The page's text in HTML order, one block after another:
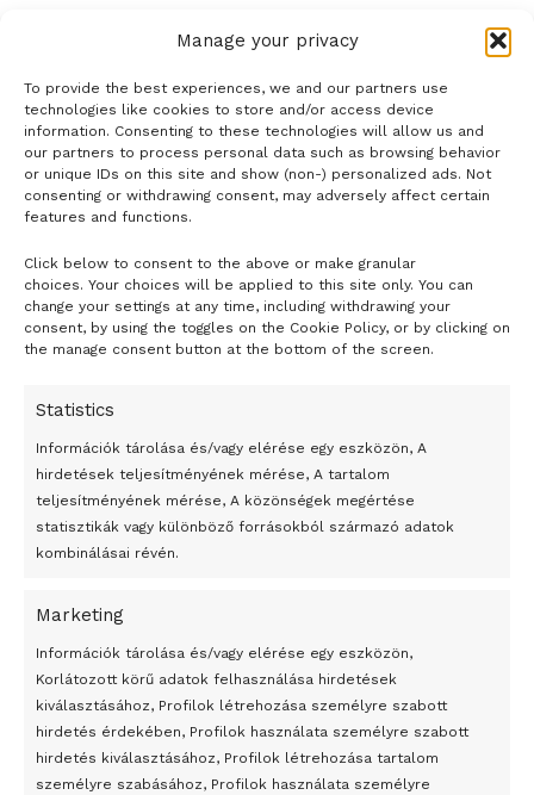
Manage your privacy
To provide the best experiences, we and our partners use
technologies like cookies to store and/or access device
information. Consenting to these technologies will allow us and
our partners to process personal data such as browsing behavior
or unique IDs on this site and show (non-) personalized ads. Not
consenting or withdrawing consent, may adversely affect certain
features and functions.
Click below to consent to the above or make granular
choices. Your choices will be applied to this site only. You can
change your settings at any time, including withdrawing your
consent, by using the toggles on the Cookie Policy, or by clicking on
the manage consent button at the bottom of the screen.
Statistics
Információk tárolása és/vagy elérése egy eszközön, A
hirdetések teljesítményének mérése, A tartalom
teljesítményének mérése, A közönségek megértése
statisztikák vagy különböző forrásokból származó adatok
kombinálásai révén.
Marketing
Információk tárolása és/vagy elérése egy eszközön,
Korlátozott körű adatok felhasználása hirdetések
kiválasztásához, Profilok létrehozása személyre szabott
hirdetés érdekében, Profilok használata személyre szabott
hirdetés kiválasztásához, Profilok létrehozása tartalom
személyre szabásához, Profilok használata személyre
- H I R D E T É S -
Átmenetileg szünetelnek az összecsapások Bahmutnál
Egy vagyonért adták el Banksy művét miután elégették.
Az 1950-ben elhunyt alkotók művei szabadon